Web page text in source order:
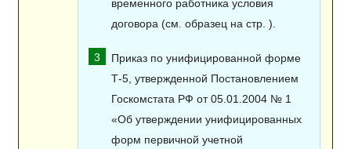
временного работника условия
договора (см. образец на стр. ).
Приказ по унифицированной форме
Т-5, утвержденной Постановлением
Госкомстата РФ от 05.01.2004 № 1
«Об утверждении унифицированных
форм первичной учетной